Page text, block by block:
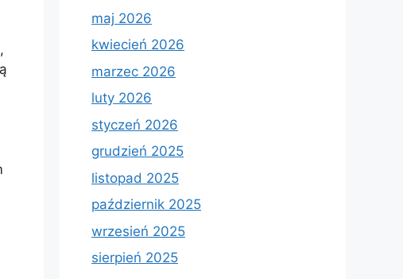
maj 2026
kwiecień 2026
marzec 2026
luty 2026
styczeń 2026
grudzień 2025
listopad 2025
październik 2025
wrzesień 2025
sierpień 2025